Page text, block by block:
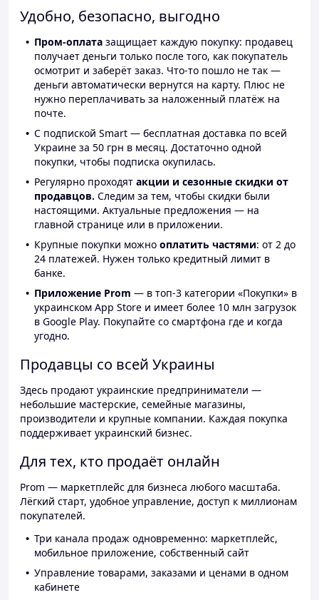
Удобно, безопасно, выгодно
Пром-оплата защищает каждую покупку: продавец
получает деньги только после того, как покупатель
осмотрит и заберёт заказ. Что-то пошло не так —
деньги автоматически вернутся на карту. Плюс не
нужно переплачивать за наложенный платёж на
почте.
С подпиской Smart — бесплатная доставка по всей
Украине за 50 грн в месяц. Достаточно одной
покупки, чтобы подписка окупилась.
Регулярно проходят акции и сезонные скидки от
продавцов. Следим за тем, чтобы скидки были
настоящими. Актуальные предложения — на
главной странице или в приложении.
Крупные покупки можно оплатить частями: от 2 до
24 платежей. Нужен только кредитный лимит в
банке.
Приложение Prom — в топ-3 категории «Покупки» в
украинском App Store и имеет более 10 млн загрузок
в Google Play. Покупайте со смартфона где и когда
угодно.
Продавцы со всей Украины
Здесь продают украинские предприниматели —
небольшие мастерские, семейные магазины,
производители и крупные компании. Каждая покупка
поддерживает украинский бизнес.
Для тех, кто продаёт онлайн
Prom — маркетплейс для бизнеса любого масштаба.
Лёгкий старт, удобное управление, доступ к миллионам
покупателей.
Три канала продаж одновременно: маркетплейс,
мобильное приложение, собственный сайт
Управление товарами, заказами и ценами в одном
кабинете